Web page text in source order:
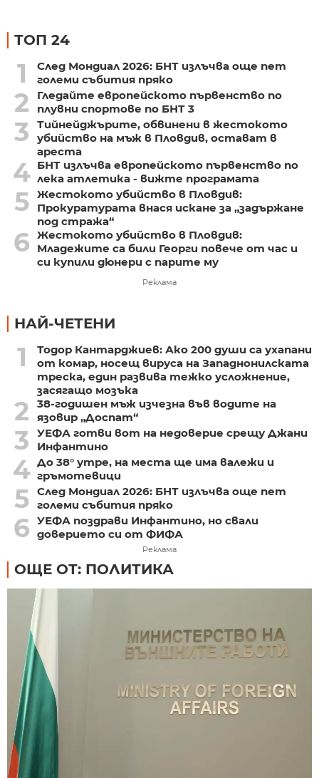
ТОП 24
1
След Мондиал 2026: БНТ излъчва още пет
големи събития пряко
2
Гледайте европейското първенство по
плувни спортове по БНТ 3
3
Тийнейджърите, обвинени в жестокото
убийство на мъж в Пловдив, остават в
ареста
4 БНТ излъчва европейското първенство по
лека атлетика - вижте програмата
5 Жестокото убийство в Пловдив:
Прокуратурата внася искане за „задържане
под стража“
6 Жестокото убийство в Пловдив:
Младежите са били Георги повече от час и
си купили дюнери с парите му
Реклама
НАЙ-ЧЕТЕНИ
1
Тодор Кантарджиев: Ако 200 души са ухапани
от комар, носещ вируса на Западнонилската
треска, един развива тежко усложнение,
засягащо мозъка
2
38-годишен мъж изчезна във водите на
язовир „Доспат“
3
УЕФА готви вот на недоверие срещу Джани
Инфантино
4 До 38° утре, на места ще има валежи и
гръмотевици
5 След Мондиал 2026: БНТ излъчва още пет
големи събития пряко
6 УЕФА поздрави Инфантино, но свали
доверието си от ФИФА
Реклама
ОЩЕ ОТ: ПОЛИТИКА